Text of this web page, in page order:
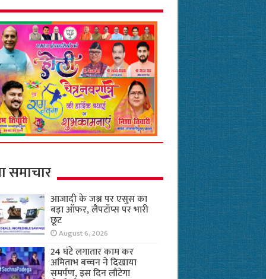
समाचार
आजादी के जश्न पर एसुस का
बड़ा ऑफर, लैपटॉप्स पर भारी
छूट
August 6, 2026
24 घंटे लगातार काम कर
अमिताभ बच्चन ने दिखाया
समर्पण, इस दिन लौटेगा